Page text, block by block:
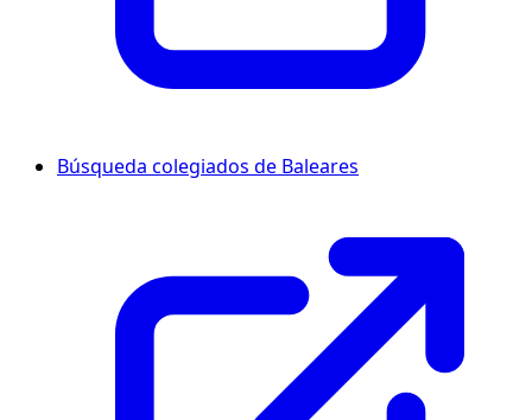
Búsqueda colegiados de Baleares